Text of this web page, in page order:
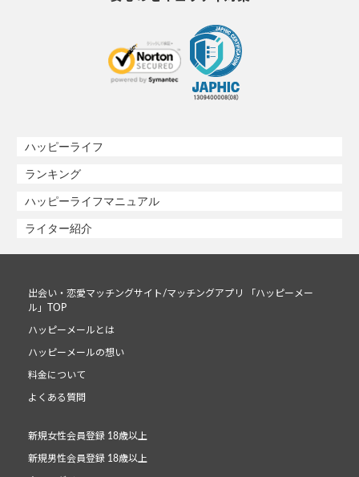
ハッピーライフ
ランキング
ハッピーライフマニュアル
ライター紹介
出会い・恋愛マッチングサイト/マッチングアプリ 「ハッピーメー
ル」TOP
ハッピーメールとは
ハッピーメールの想い
料金について
よくある質問
新規女性会員登録 18歳以上
新規男性会員登録 18歳以上